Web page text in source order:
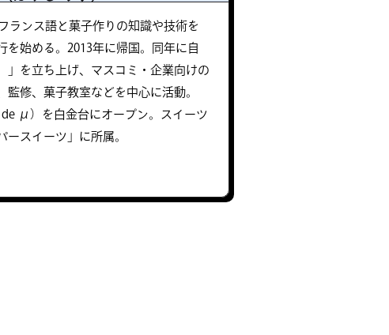
ランス語と菓子作りの知識や技術を
始める。2013年に帰国。同年に自
を立ち上げ、マスコミ・企業向けの
修、菓子教室などを中心に活動。
μ）を白金台にオープン。スイーツ
ースイーツ」に所属。